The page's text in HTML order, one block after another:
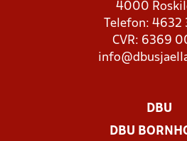
4000
Telefon: 4632
CVR: 6369
DBU
DBU